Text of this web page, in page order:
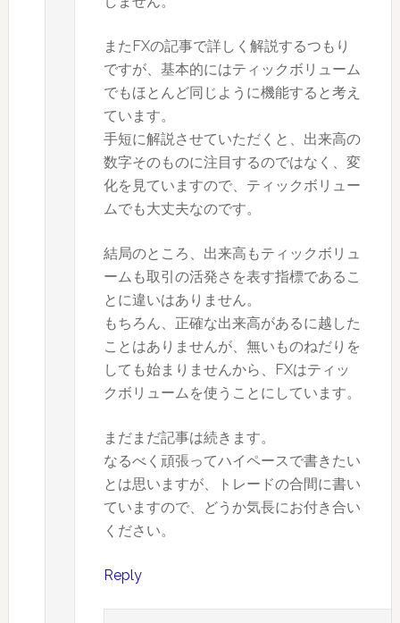
またFXの記事で詳しく解説するつもり
ですが、基本的にはティックボリューム
でもほとんど同じように機能すると考え
ています。
手短に解説させていただくと、出来高の
数字そのものに注目するのではなく、変
化を見ていますので、ティックボリュー
ムでも大丈夫なのです。
結局のところ、出来高もティックボリュ
ームも取引の活発さを表す指標であるこ
とに違いはありません。
もちろん、正確な出来高があるに越した
ことはありませんが、無いものねだりを
しても始まりませんから、FXはティッ
クボリュームを使うことにしています。
まだまだ記事は続きます。
なるべく頑張ってハイペースで書きたい
とは思いますが、トレードの合間に書い
ていますので、どうか気長にお付き合い
ください。
Reply